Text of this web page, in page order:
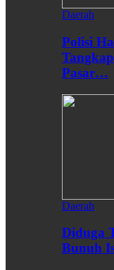
Daerah
Polisi
Pasar…
Daerah
Diduga
Bunuh